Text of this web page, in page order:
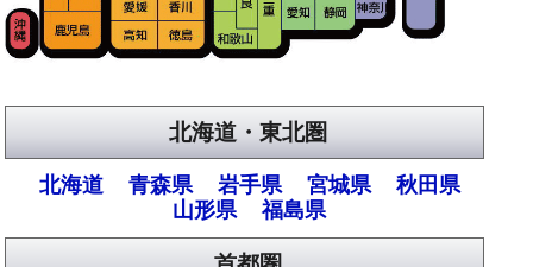
北海道・東北圏
北海道 青森県 岩手県 宮城県
秋田県
山形県
福島県